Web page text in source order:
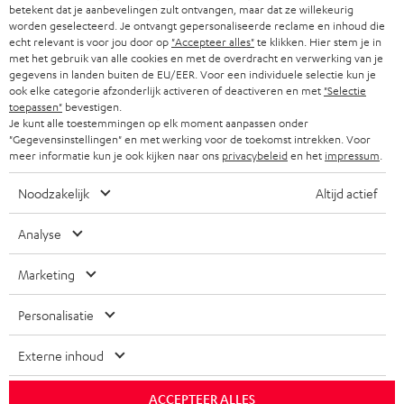
i
e
u
w
s
b
r
i
f
COMPLETE SYSTEMEN
SOUNDBARS
HIFI-SPEAKERS
SMART HOME
BLUETOOTH
KOPTELEFOONS
BLUETOOTH KOPTELEFOONS
COMPLETE SETS
SPEAKERS
SUPPORT
CARRIÈRE
PERS & MARKETING
B2B
TEUFEL STORY
Teufel online shops
DUITSLAND
OOSTENRIJK
ZWITSERLAND
BELGIË
FRANKRIJK
betekent dat je aanbevelingen zult ontvangen, maar dat ze willekeurig
worden geselecteerd. Je ontvangt gepersonaliseerde reclame en inhoud die
echt relevant is voor jou door op "Accepteer alles"te klikken. Hier stem je in
met het gebruik van alle cookies en met de overdracht en verwerking van je
gegevens in landen buiten de EU/EER. Voor een individuele selectie kun je
ook elke categorie afzonderlijk activeren of deactiveren en met "Selectie
toepassen" bevestigen.
Je kunt alle toestemmingen op elk moment aanpassen onder
"Gegevensinstellingen" en met werking voor de toekomst intrekken. Voor
meer informatie kun je ook kijken naar ons privacybeleiden het impressum
Noodzakelijk Altijd actief
Analyse
Marketing
Personalisatie
Externe inhoud
ACCEPTEER ALLES